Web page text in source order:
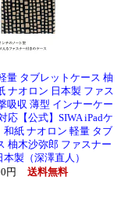
量 タブレットケース 柚
ナオロン 日本製 ファス
吸収 薄型 インナーケー
応【公式】SIWA iPadケ
和紙 ナオロン 軽量 タブ
柚木沙弥郎 ファスナー
本製（深澤直人）
円
送料無料